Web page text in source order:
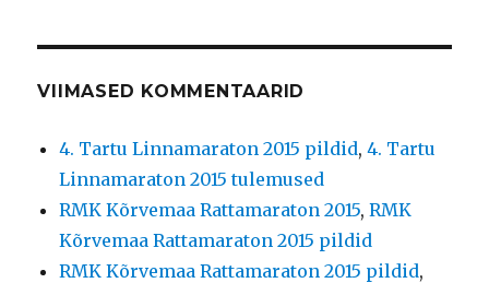
VIIMASED KOMMENTAARID
4. Tartu Linnamaraton 2015 pildid,4. Tartu
Linnamaraton 2015 tulemused
RMK Kõrvemaa Rattamaraton 2015,RMK
Kõrvemaa Rattamaraton 2015 pildid
RMK Kõrvemaa Rattamaraton 2015 pildid,